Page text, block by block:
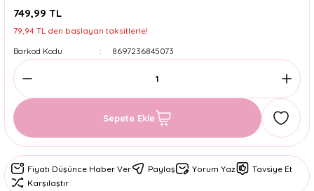
749,99 TL
79,94 TL den başlayan taksitlerle!
Barkod Kodu
8697236845073
Sepete Ekle
Fiyatı Düşünce Haber Ver Paylaş Yorum Yaz
Tavsiye Et
Karşılaştır